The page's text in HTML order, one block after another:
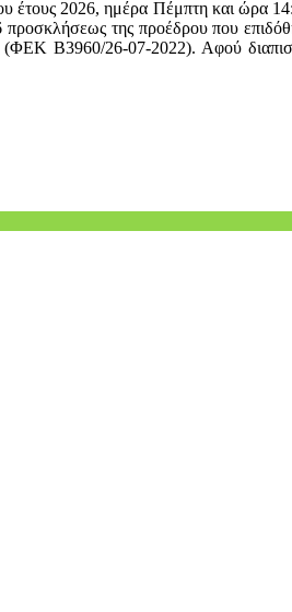
έτους 2026, ημέρα Πέμπτη και ώρα
της προέδρου που
Β3960/26-07-2022). Αφού